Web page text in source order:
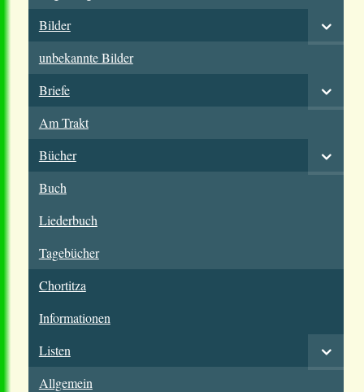
Bilder
unbekannte Bilder
Briefe
Am Trakt
Bücher
Buch
Liederbuch
Tagebücher
Chortitza
Informationen
Listen
Allgemein